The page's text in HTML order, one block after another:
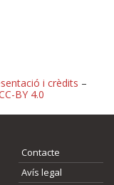
o
i crèdits –
BY 4.0
Contacte
Avís legal